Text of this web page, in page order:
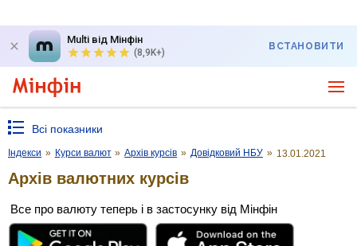
Multi від Мінфін
(8,9K+)
ВСТАНОВИТИ
Всі показники
Індекси » Курси валют » Архів курсів » Довідковий НБУ » 13.01.2021
Архів валютних курсів
Все про валюту теперь і в застосунку від Мінфін